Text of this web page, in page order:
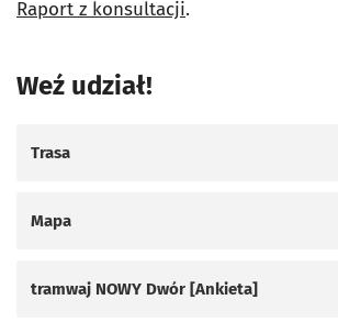
Raport z konsultacji.
Weź udział!
Trasa
Mapa
tramwaj NOWY Dwór [Ankieta]